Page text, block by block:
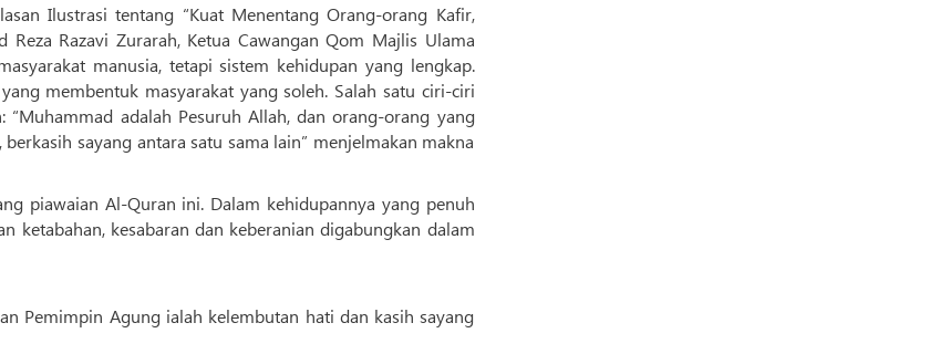
Ilustrasi tentang “Kuat Menentang Orang-orang Kafir,
Reza Razavi Zurarah, Ketua Cawangan Qom Majlis Ulama
manusia, tetapi sistem kehidupan yang lengkap.
membentuk masyarakat yang soleh. Salah satu ciri-ciri
adalah Pesuruh Allah, dan orang-orang yang
sayang antara satu sama lain” menjelmakan makna
piawaian Al-Quran ini. Dalam kehidupannya yang penuh
ketabahan, kesabaran dan keberanian digabungkan dalam
Pemimpin Agung ialah kelembutan hati dan kasih sayang